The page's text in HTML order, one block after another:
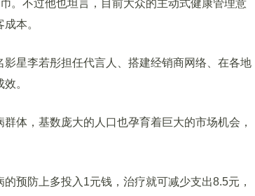
。不过他也坦言，目前大众的主动式健康管理意
本。
星李若彤担任代言人、搭建经销商网络、在各地
。
，基数庞大的人口也孕育着巨大的市场机会，
防上多投入1元钱，治疗就可减少支出8.5元，